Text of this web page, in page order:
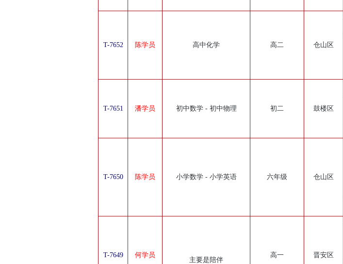
T-7652 陈学员 高中化学 高二 仓山区
T-7651 潘学员 初中数学 - 初中物理 初二 鼓楼区
T-7650 陈学员 小学数学 - 小学英语 六年级 仓山区
T-7649 何学员
主要是陪伴
高一 晋安区